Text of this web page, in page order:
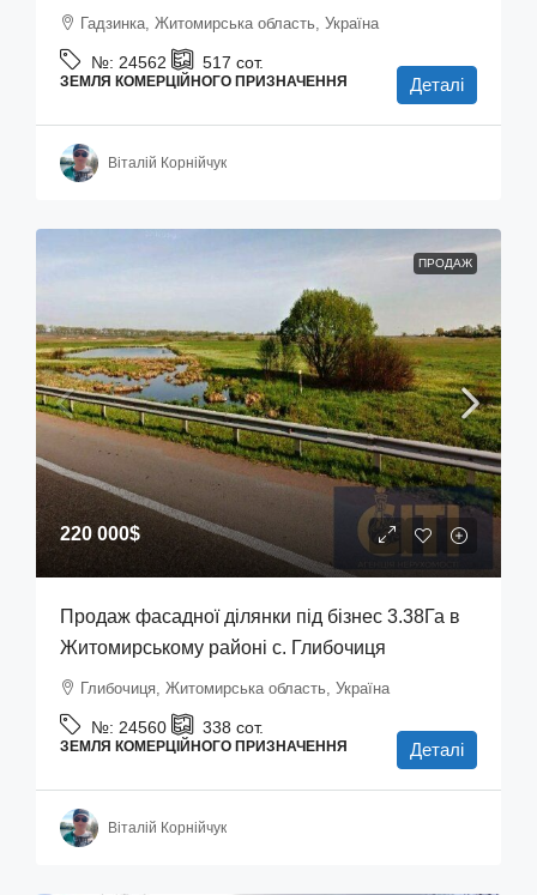
Гадзинка, Житомирська область, Україна
№: 24562 517 сот.
ЗЕМЛЯ КОМЕРЦІЙНОГО ПРИЗНАЧЕННЯ Деталі
Віталій Корнійчук
ПРОДАЖ
220 000$
Продаж фасадної ділянки під бізнес 3.38Га в
Житомирському районі с. Глибочиця
Глибочиця, Житомирська область, Україна
№: 24560 338 сот.
ЗЕМЛЯ КОМЕРЦІЙНОГО ПРИЗНАЧЕННЯ Деталі
Віталій Корнійчук